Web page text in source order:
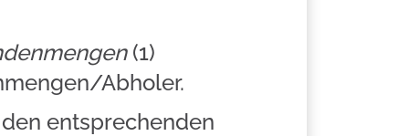
(1)
Abholer.
entsprechenden